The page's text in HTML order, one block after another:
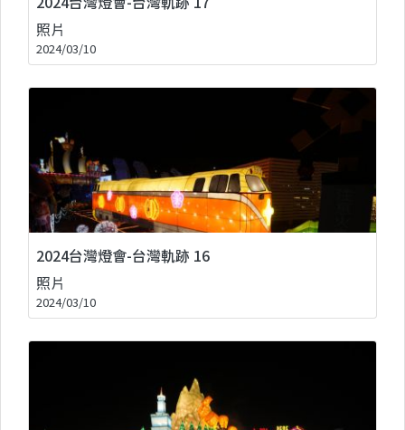
照片
2024/03/10
2024台灣燈會-台灣軌跡 16
照片
2024/03/10